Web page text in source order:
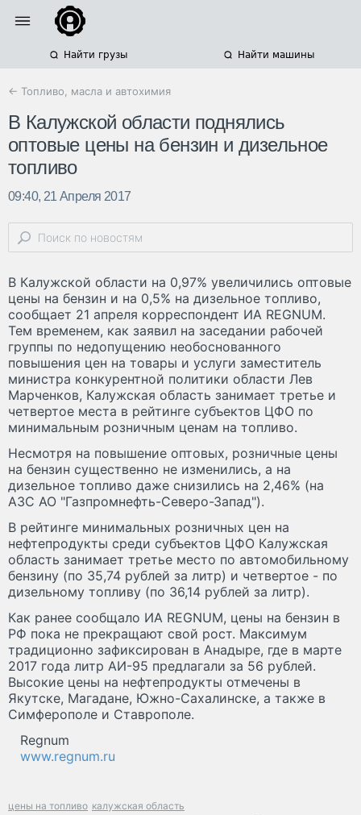
Найти грузы Найти машины
← Топливо, масла и автохимия
В Калужской области поднялись
оптовые цены на бензин и дизельное
топливо
09:40, 21 Апреля 2017
В Калужской области на 0,97% увеличились оптовые
цены на бензин и на 0,5% на дизельное топливо,
сообщает 21 апреля корреспондент ИА REGNUM.
Тем временем, как заявил на заседании рабочей
группы по недопущению необоснованного
повышения цен на товары и услуги заместитель
министра конкурентной политики области Лев
Марченков, Калужская область занимает третье и
четвертое места в рейтинге субъектов ЦФО по
минимальным розничным ценам на топливо.
Несмотря на повышение оптовых, розничные цены
на бензин существенно не изменились, а на
дизельное топливо даже снизились на 2,46% (на
АЗС АО "Газпромнефть-Северо-Запад").
В рейтинге минимальных розничных цен на
нефтепродукты среди субъектов ЦФО Калужская
область занимает третье место по автомобильному
бензину (по 35,74 рублей за литр) и четвертое - по
дизельному топливу (по 36,14 рублей за литр).
Как ранее сообщало ИА REGNUM, цены на бензин в
РФ пока не прекращают свой рост. Максимум
традиционно зафиксирован в Анадыре, где в марте
2017 года литр АИ-95 предлагали за 56 рублей.
Высокие цены на нефтепродукты отмечены в
Якутске, Магадане, Южно-Сахалинске, а также в
Симферополе и Ставрополе.
Regnum
www.regnum.ru
цены на топливо калужская область